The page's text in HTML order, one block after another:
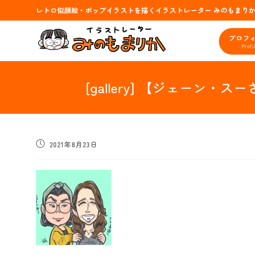
ン
レトロ似顔絵・ポップイラストを描くイラストレーター みのもま
プロフ
[gallery] 【ジェーン・スー
投
開
2021年8月23日